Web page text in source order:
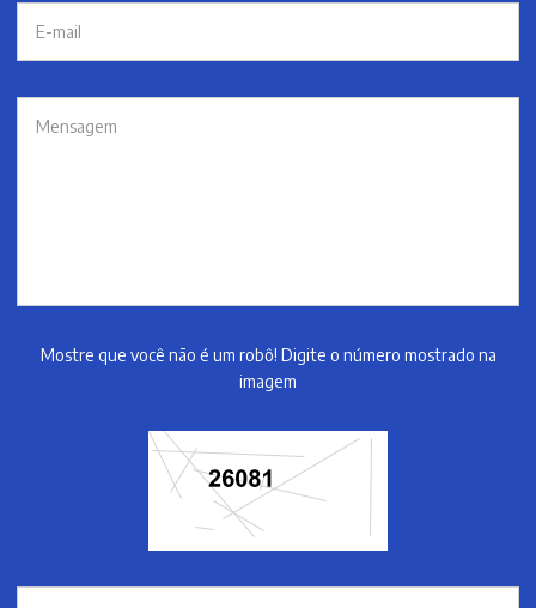
Mostre que você não é um robô! Digite o número mostrado na
imagem